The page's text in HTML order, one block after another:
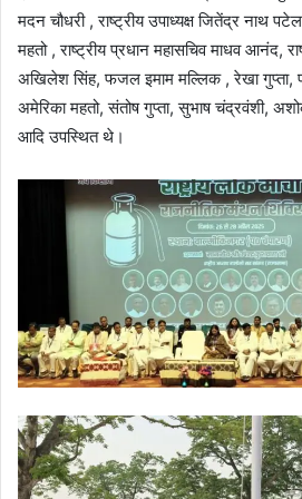
मदन चौधरी , राष्ट्रीय उपाध्यक्ष जितेंद्र नाथ पटेल
महतो , राष्ट्रीय प्रधान महासचिव माधव आनंद,
अखिलेश सिंह, फजल इमाम मल्लिक , रेखा गुप्ता,
अमेरिका महतो, संतोष गुप्ता, सुभाष चंद्रवंशी,
आदि उपस्थित थे।